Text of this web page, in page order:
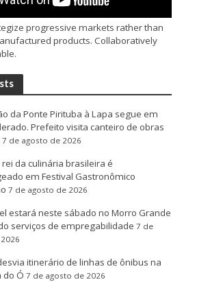
progressive markets rather than
products. Collaboratively
da Ponte Pirituba à Lapa segue em
Prefeito visita canteiro de obras
7 de agosto de 2026
rei da culinária brasileira é
em Festival Gastronômico
7 de agosto de 2026
estará neste sábado no Morro Grande
serviços de empregabilidade 7 de
itinerário de linhas de ônibus na
do Ó 7 de agosto de 2026